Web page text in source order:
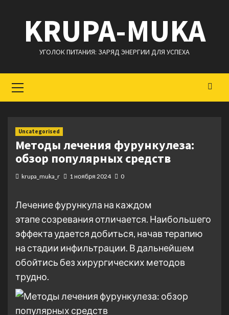
содержимому
KRUPA-MUKA
УГОЛОК ПИТАНИЯ: ЗАРЯД ЭНЕРГИИ ДЛЯ УСПЕХА
меню
Uncategorised
Методы лечения фурункулеза:
обзор популярных средств
krupa_muka_r 1 ноября 2024 0
Лечение фурункула на каждом
этапе созревания отличается. Наибольшего
эффекта удается добиться, начав терапию
на стадии инфильтрации. В дальнейшем
обойтись без хирургических методов
трудно.